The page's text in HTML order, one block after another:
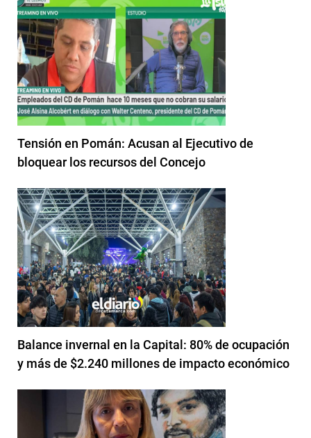
Tensión en Pomán: Acusan al Ejecutivo de
bloquear los recursos del Concejo
Balance invernal en la Capital: 80% de ocupación
y más de $2.240 millones de impacto económico